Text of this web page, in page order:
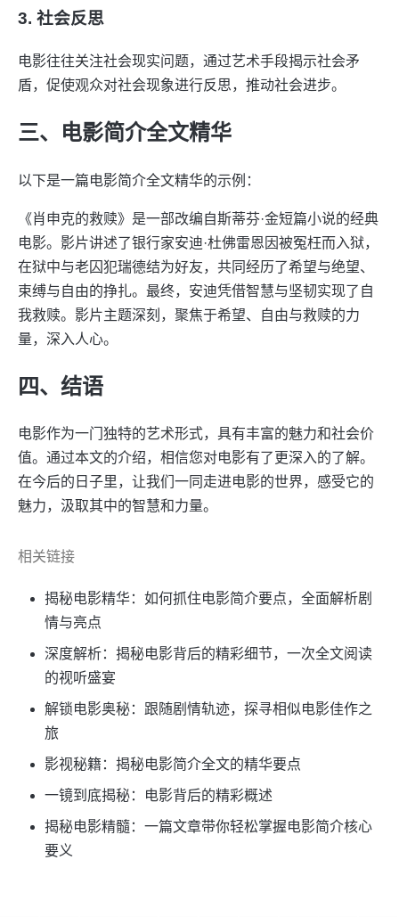
3. 社会反思
电影往往关注社会现实问题，通过艺术手段揭示社会矛
盾，促使观众对社会现象进行反思，推动社会进步。
三、电影简介全文精华
以下是一篇电影简介全文精华的示例：
《肖申克的救赎》是一部改编自斯蒂芬·金短篇小说的经典
电影。影片讲述了银行家安迪·杜佛雷恩因被冤枉而入狱，
在狱中与老囚犯瑞德结为好友，共同经历了希望与绝望、
束缚与自由的挣扎。最终，安迪凭借智慧与坚韧实现了自
我救赎。影片主题深刻，聚焦于希望、自由与救赎的力
量，深入人心。
四、结语
电影作为一门独特的艺术形式，具有丰富的魅力和社会价
值。通过本文的介绍，相信您对电影有了更深入的了解。
在今后的日子里，让我们一同走进电影的世界，感受它的
魅力，汲取其中的智慧和力量。
相关链接
揭秘电影精华：如何抓住电影简介要点，全面解析剧
情与亮点
深度解析：揭秘电影背后的精彩细节，一次全文阅读
的视听盛宴
解锁电影奥秘：跟随剧情轨迹，探寻相似电影佳作之
旅
影视秘籍：揭秘电影简介全文的精华要点
一镜到底揭秘：电影背后的精彩概述
揭秘电影精髓：一篇文章带你轻松掌握电影简介核心
要义